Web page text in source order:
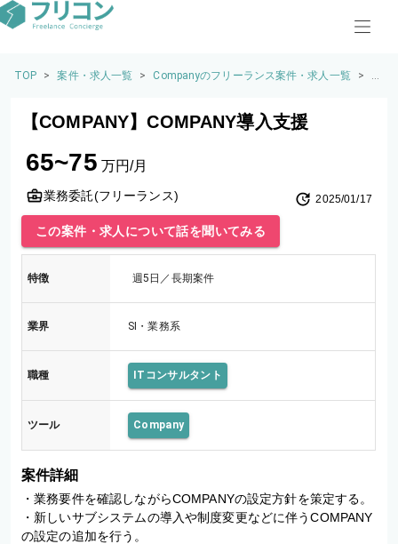
TOP > 案件・求人一覧 > Companyのフリーランス案件・求人一覧 >
【C
A
導
援
【COMPANY】COMPANY導入支援
65~75 万円/月
業務委託(フリーランス) 2025/01/17
この案件・求人について話を聞いてみる
特徴 週5日／長期案件
業界 SI・業務系
職種 ITコンサルタント
ツール Company
案件詳細
・業務要件を確認しながらCOMPANYの設定方針を策定する。
・新しいサブシステムの導入や制度変更などに伴うCOMPANY
の設定の追加を行う。